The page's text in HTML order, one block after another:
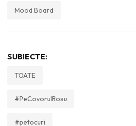
Mood Board
SUBIECTE:
TOATE
#PeCovorulRosu
#petocuri